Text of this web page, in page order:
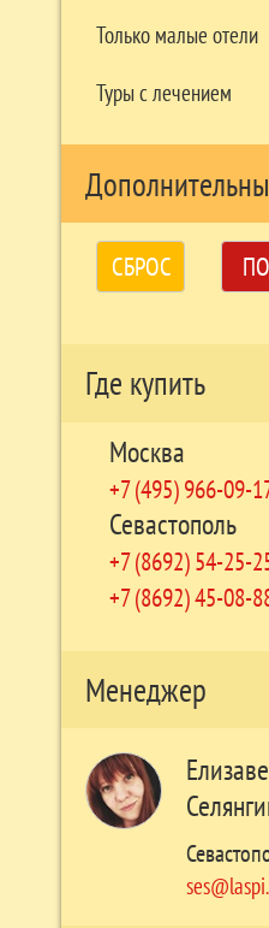
Только малые отели
Туры с лечением
СБРОС
Где купить
Москва
+7 (495) 966-09-
Севастополь
+7 (8692) 54-25-
+7 (8692) 45-08-
Менеджер